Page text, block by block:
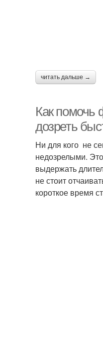
читать дальше →
Как помочь
дозреть
Ни для кого не
недозрелыми.
выдержать
не стоит
короткое время